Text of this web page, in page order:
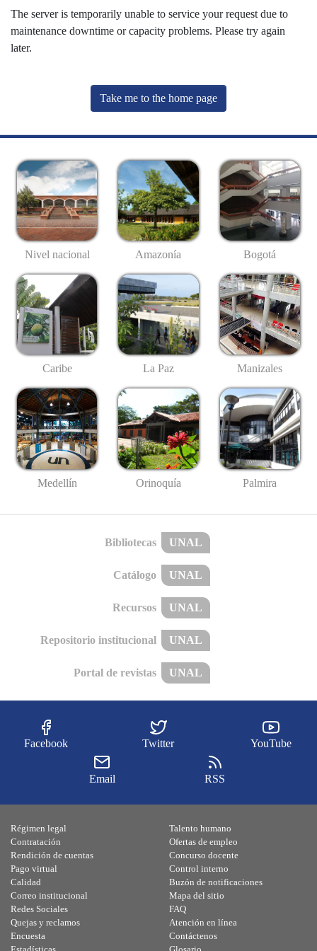
The server is temporarily unable to service your request due to
maintenance downtime or capacity problems. Please try again
later.
Take me to the home page
Nivel nacional Amazonía Bogotá
Caribe La Paz Manizales
Medellín Orinoquía Palmira
Bibliotecas UNAL
Catálogo UNAL
Recursos UNAL
Repositorio institucional UNAL
Portal de revistas UNAL
Facebook Twitter YouTube
Email RSS
Régimen legal
Contratación
Rendición de cuentas
Pago virtual
Calidad
Talento humano
Ofertas de empleo
Concurso docente
Control interno
Buzón de notificaciones
Correo institucional
Redes Sociales
Quejas y reclamos
Encuesta
Mapa del sitio
FAQ
Atención en línea
Contáctenos